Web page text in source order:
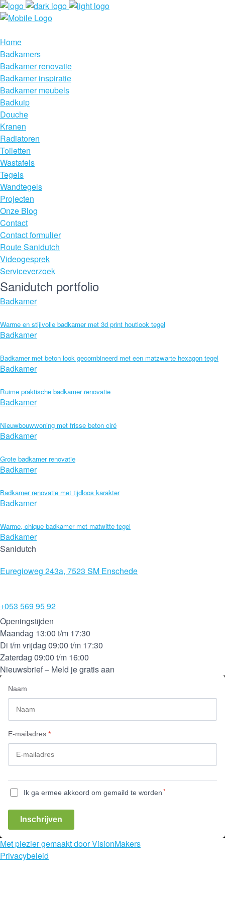
Home
Badkamers
Badkamer renovatie
Badkamer inspiratie
Badkamer meubels
Badkuip
Douche
Kranen
Radiatoren
Toiletten
Wastafels
Tegels
Wandtegels
Projecten
Onze Blog
Contact
Contact formulier
Route Sanidutch
Videogesprek
Serviceverzoek
Sanidutch portfolio
Badkamer
Warme en stijlvolle badkamer met 3d print houtlook tegel
Badkamer
Badkamer met beton look gecombineerd met een matzwarte hexagon tegel
Badkamer
Ruime praktische badkamer renovatie
Badkamer
Nieuwbouwwoning met frisse beton ciré
Badkamer
Grote badkamer renovatie
Badkamer
Badkamer renovatie met tijdloos karakter
Badkamer
Warme, chique badkamer met matwitte tegel
Badkamer
Sanidutch
Euregioweg 243a, 7523 SM Enschede
+053 569 95 92
Openingstijden
Maandag 13:00 t/m 17:30
Di t/m vrijdag 09:00 t/m 17:30
Zaterdag 09:00 t/m 16:00
Nieuwsbrief – Meld je gratis aan
Naam
E-mailadres *
Ik ga ermee akkoord om gemaild te worden*
Inschrijven
Met plezier gemaakt door VisionMakers
Privacybeleid